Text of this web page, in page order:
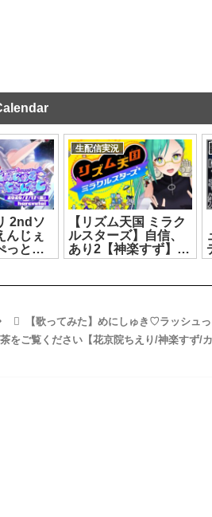
2ndソ
んじぇ
っと」
生配信実況
【リズム天国 ミラク
ルスターズ】自信、
あり2【神楽すず】
[2026.07.10]
【歌ってみた】めにしゅき♡ラッシュ
をご覧ください【花京院ちえり/神楽すず/